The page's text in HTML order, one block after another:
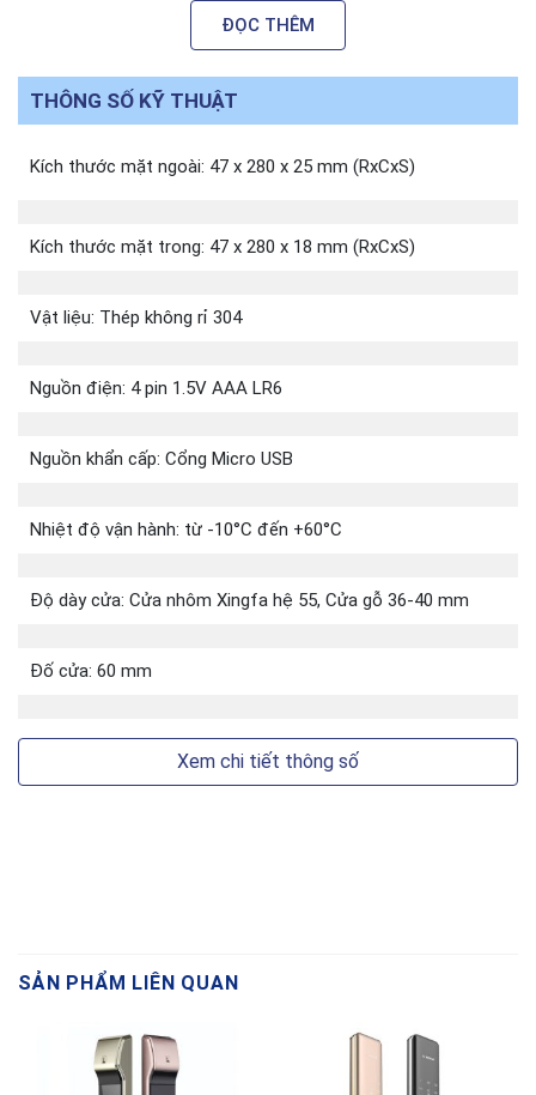
Thiết Kế Cửa Thích Hợp :
– Độ dày cửa : nhôm Xingfa hệ 55
– Đố cửa : 55mm
– Loại cửa : nhôm Xingfa mở xoay ra ngoài
– 2 thẻ từ nhỏ ( 40 x 25mm )
Phụ Kiện Tùy Chọn ( mua riêng ) :
Mô
Thẻ
từ
917.80.739
ĐỌC THÊM
THÔNG SỐ KỸ THUẬT
Kích thước mặt ngoài: 47 x 280 x 25 mm (RxCxS)
Kích thước mặt trong: 47 x 280 x 18 mm (RxCxS)
Vật liệu: Thép không rỉ 304
Nguồn điện: 4 pin 1.5V AAA LR6
Nguồn khẩn cấp: Cổng Micro USB
Nhiệt độ vận hành: từ -10°C đến +60°C
Độ dày cửa: Cửa nhôm Xingfa hệ 55, Cửa gỗ 36-40 mm
Đố cửa: 60 mm
Xem chi tiết thông số
SẢN PHẨM LIÊN QUAN